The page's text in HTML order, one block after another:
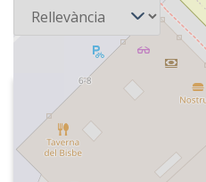
2026-06-27
Cadena
Secció
prèvia a